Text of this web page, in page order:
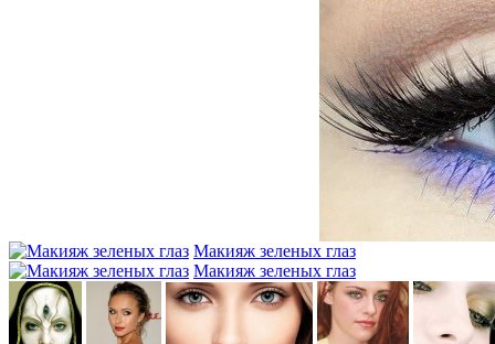
Макияж зеленых глаз
Макияж зеленых глаз